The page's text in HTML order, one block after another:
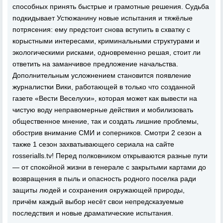
способных принять быстрые и грамотные решения. Судьба
подкидывает Устюжанину новые испытания и тяжёлые
потрясения: ему предстоит снова вступить в схватку с
корыстными интересами, криминальными структурами и
экологическими рисками, одновременно решая, стоит ли
ответить на заманчивое предложение начальства.
Дополнительным усложнением становится появление
журналистки Вики, работающей в только что созданной
газете «Вести Веселухи», которая может как вывести на
чистую воду неправомерные действия и мобилизовать
общественное мнение, так и создать лишние проблемы,
обострив внимание СМИ и соперников. Смотри 2 сезон а
также 1 сезон захватывающего сериала на сайте
rosserialls.tv! Перед полковником открываются разные пути
— от спокойной жизни в генерале с закрытыми картами до
возвращения в пыль и опасность родного поселка ради
защиты людей и сохранения окружающей природы,
причём каждый выбор несёт свои непредсказуемые
последствия и новые драматические испытания.